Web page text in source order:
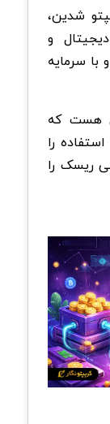
شدین،
و
با سرمایه
هست که
را
ریسک را